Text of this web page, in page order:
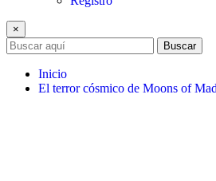
×
Buscar
Inicio
El terror cósmico de Moons of